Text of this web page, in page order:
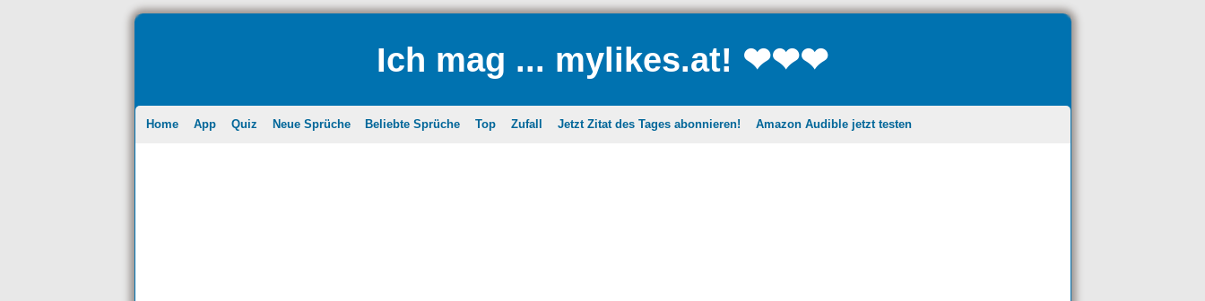
Ich mag ... mylikes.at! ❤❤❤
Home App Quiz Neue Sprüche Beliebte Sprüche Top Zufall Jetzt Zitat des Tages abonnieren! Amazon Audible jetzt testen